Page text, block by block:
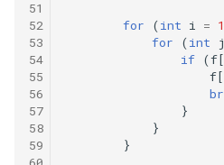
210
209
207
206
for (int i = 1
for
(int j
if (f[
f[
}
}
}